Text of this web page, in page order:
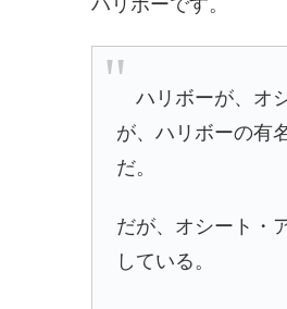
ハリボーです。
ハリボーが、オ
が、ハリボーの有
だ。
だが、オシート・
している。